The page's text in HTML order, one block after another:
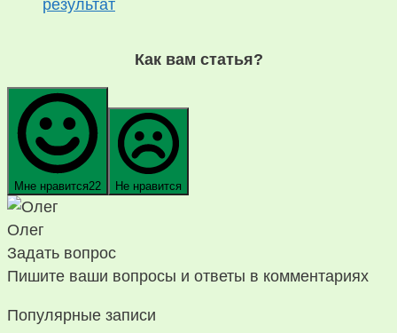
результат
Как вам статья?
Мне нравится22 Не нравится
Олег
Задать вопрос
Пишите ваши вопросы и ответы в комментариях
Популярные записи